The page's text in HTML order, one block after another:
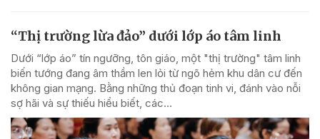
“Thị trường lừa đảo” dưới lớp áo tâm linh
Dưới “lớp áo” tín ngưỡng, tôn giáo, một "thị trường" tâm linh
biến tướng đang âm thầm len lỏi từ ngõ hẻm khu dân cư đến
không gian mạng. Bằng những thủ đoạn tinh vi, đánh vào nỗi
sợ hãi và sự thiếu hiểu biết, các...